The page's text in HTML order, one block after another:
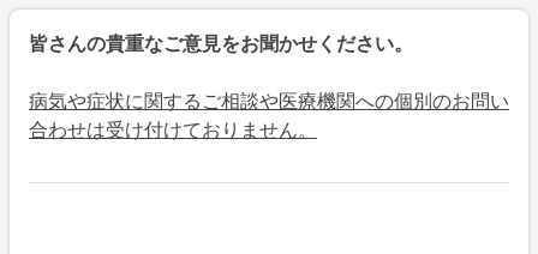
皆さんの貴重なご意見をお聞かせください。
病気や症状に関するご相談や医療機関への個別のお問い
合わせは受け付けておりません。